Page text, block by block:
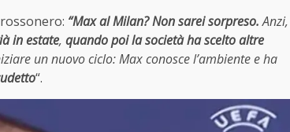
“Max al Milan? Non sarei sorpreso.Anzi,
in estate, quando poi la società ha scelto altre
un nuovo ciclo: Max conosce l’ambiente e ha
“.